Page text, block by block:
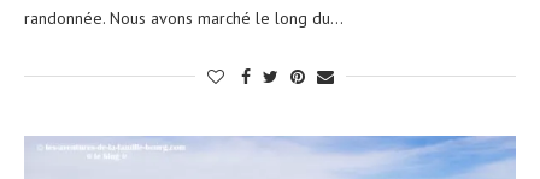
randonnée. Nous avons marché le long du…